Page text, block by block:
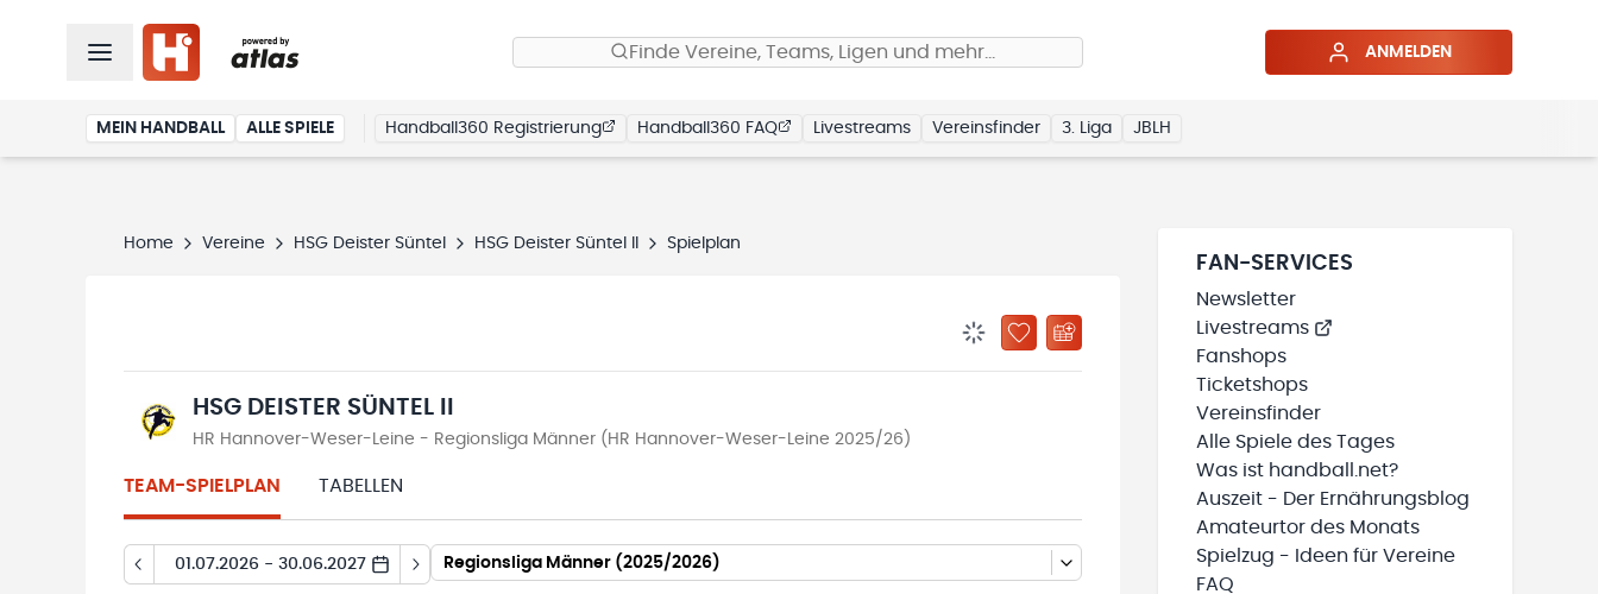
Finde Vereine, Teams, Ligen und mehr… ANMELDEN
MEIN HANDBALL ALLE SPIELE Handball360 Registrierung Handball360 FAQ Livestreams Vereinsfinder 3. Liga JBLH
Home Vereine HSG Deister Süntel HSG Deister Süntel II Spielplan
BENACHRICHTIGUNGSSTATUS WIRD GELADEN
ZU „MEINE TEAMS“ HINZUFÜGEN
HSG DEISTER SÜNTEL II
HR Hannover-Weser-Leine - Regionsliga Männer (HR Hannover-Weser-Leine 2025/26)
TEAM-SPIELPLAN TABELLEN
01.07.2026 - 30.06.2027 Regionsliga Männer (2025/2026)
FAN-SERVICES
Newsletter
Livestreams
Fanshops
Ticketshops
Vereinsfinder
Alle Spiele des Tages
Was ist handball.net?
Auszeit - Der Ernährungsblog
Amateurtor des Monats
Spielzug - Ideen für Vereine
FAQ